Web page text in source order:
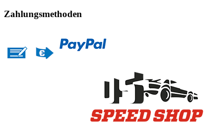
Zahlungsmethoden